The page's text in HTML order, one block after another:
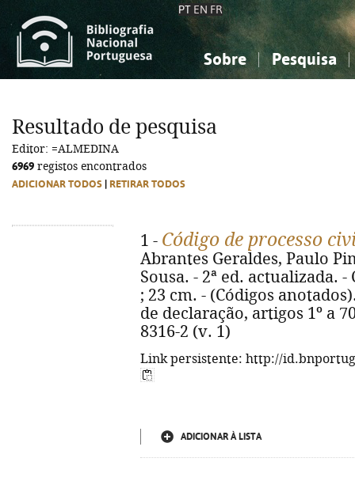
PT EN FR
Sobre Pesquisa
Ciências sociais...
Ciências sociais...
Resultado de pesquisa
Editor: =ALMEDINA
6969 registos encontrados
ADICIONAR TODOS RETIRAR TODOS
1 - Código de processo
Abrantes Geraldes, Paulo
Sousa. - 2ª ed. actualizada.
; 23 cm. - (Códigos
de declaração, artigos 1º a
8316-2 (v. 1)
Link persistente: http://
ADICIONAR À LISTA